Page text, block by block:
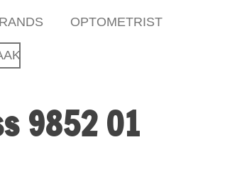
OPTOMETRIST
9852 01